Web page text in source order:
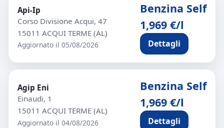
Api-Ip
Corso Divisione Acqui, 47
15011 ACQUI TERME (AL)
Aggiornato il 05/08/2026
Benzina Self
1,969 €/l
Dettagli
Agip Eni
Einaudi, 1
15011 ACQUI TERME (AL)
Aggiornato il 04/08/2026
Benzina Self
1,969 €/l
Dettagli